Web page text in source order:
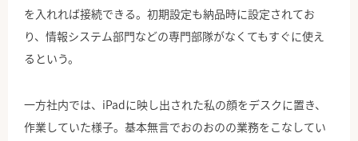
を入れれば接続できる。初期設定も納品時に設定されてお
り、情報システム部門などの専門部隊がなくてもすぐに使え
るという。
一方社内では、iPadに映し出された私の顔をデスクに置き、
作業していた様子。基本無言でおのおのの業務をこなしてい